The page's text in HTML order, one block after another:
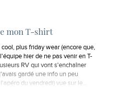
mon T-shirt
plus friday wear (encore que,
hier de ne pas venir en T-
RV qui vont s'enchaîner
gardé une info un peu
du vendredi) vue sur le…